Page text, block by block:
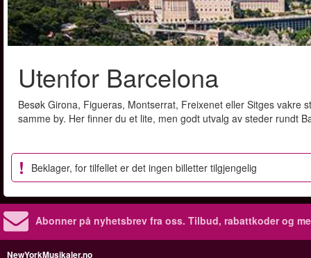
Utenfor Barcelona
Besøk Girona, Figueras, Montserrat, Freixenet eller Sitges vakre
samme by. Her finner du et lite, men godt utvalg av steder rundt
Beklager, for tilfellet er det ingen billetter tilgjengelig
Abonner på nyhetsbrev fra oss. Tilbud, rabattkoder og
NewYorkMusikaler.no